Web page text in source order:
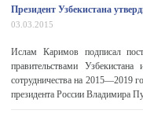
Президент Узбекистана
03.03.2015
Ислам Каримов подписал
правительствами
сотрудничества на 2015—2019
президента России Владимира